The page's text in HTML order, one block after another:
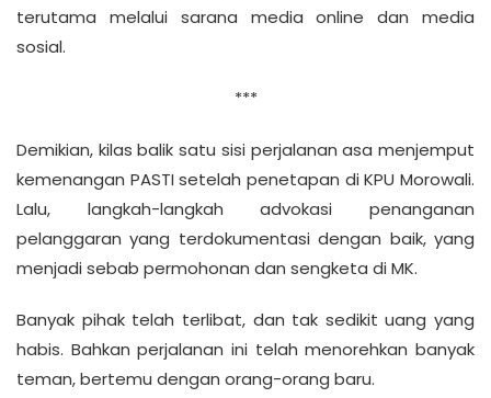
terutama melalui sarana media online dan media
sosial.
***
Demikian, kilas balik satu sisi perjalanan asa menjemput
kemenangan PASTI setelah penetapan di KPU Morowali.
Lalu, langkah-langkah advokasi penanganan
pelanggaran yang terdokumentasi dengan baik, yang
menjadi sebab permohonan dan sengketa di MK.
Banyak pihak telah terlibat, dan tak sedikit uang yang
habis. Bahkan perjalanan ini telah menorehkan banyak
teman, bertemu dengan orang-orang baru.